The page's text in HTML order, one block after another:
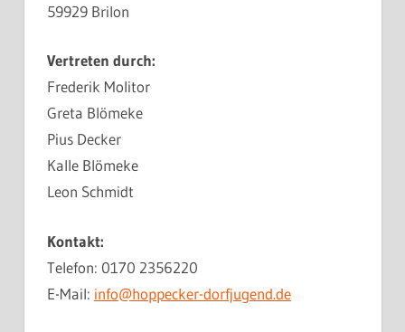
59929 Brilon
Vertreten durch:
Frederik Molitor
Greta Blömeke
Pius Decker
Kalle Blömeke
Leon Schmidt
Kontakt:
Telefon: 0170 2356220
E-Mail: info@hoppecker-dorfjugend.de